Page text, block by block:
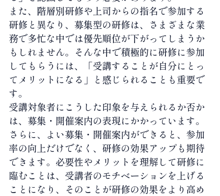
また、階層別研修や上司からの指名で参加する
研修と異なり、募集型の研修は、さまざまな業
務で多忙な中では優先順位が下がってしまうか
もしれません。そんな中で積極的に研修に参加
してもらうには、「受講することが自分にとっ
てメリットになる」と感じられることも重要で
す。
受講対象者にこうした印象を与えられるか否か
は、募集・開催案内の表現にかかっています。
さらに、よい募集・開催案内ができると、参加
率の向上だけでなく、研修の効果アップも期待
できます。必要性やメリットを理解して研修に
臨むことは、受講者のモチベーションを上げる
ことになり、そのことが研修の効果をより高め